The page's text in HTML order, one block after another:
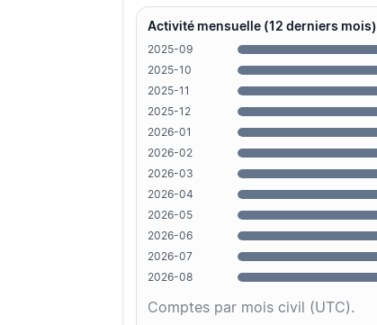
Activité mensuelle (12 derniers mois)
2025-09
2025-10
2025-11
2025-12
2026-01
2026-02
2026-03
2026-04
2026-05
2026-06
2026-07
2026-08
Comptes par mois civil (UTC).